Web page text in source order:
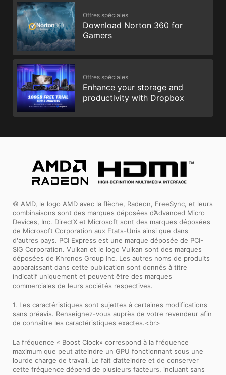
Offres spéciales
Download Norton 360 for
Gamers
Offres spéciales
Enhance your storage and
productivity with Dropbox
© AMD, le logo AMD avec la flèche, Radeon, FreeSync, et leurs
combinaisons sont des marques déposées d’Advanced Micro
Devices, Inc. DirectX et Microsoft sont des marques déposées
de Microsoft Corporation aux Etats-Unis ainsi que dans
d'autres pays. PCI Express est une marque déposée de PCI-
SIG Corporation. Vulkan et le logo Vulkan sont des marques
déposées de Khronos Group Inc. Les autres noms de produits
apparaissant dans cette publication sont donnés à titre
indicatif uniquement et peuvent être des marques
commerciales de leurs sociétés respectives.
1. Les caractéristiques sont sujettes à certaines modifications
sans préavis. Renseignez-vous auprès de votre revendeur afin
de connaître les caractéristiques exactes.<br>
La fréquence « Boost Clock» correspond à la fréquence
maximum que peut atteindre un GPU fonctionnant sous une
lourde charge de travail. Le fait d’atteindre et de conserver
cette fréquence dépend de plusieurs facteurs, incluant sans